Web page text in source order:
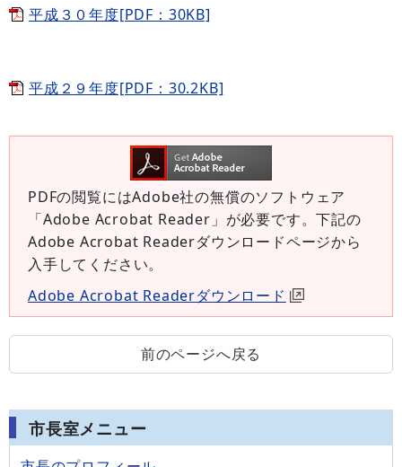
平成３０年度[PDF：30KB]
平成２９年度[PDF：30.2KB]
PDFの閲覧にはAdobe社の無償のソフトウェア
「Adobe Acrobat Reader」が必要です。下記の
Adobe Acrobat Readerダウンロードページから
入手してください。
Adobe Acrobat Readerダウンロード
前のページへ戻る
市長室メニュー